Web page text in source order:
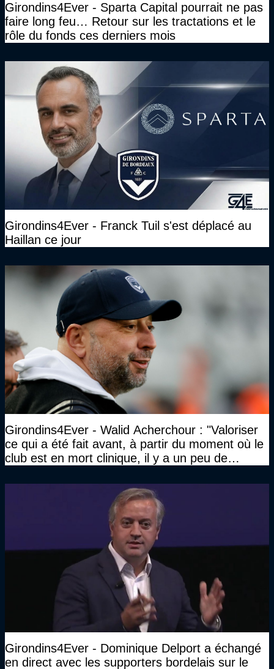
Girondins4Ever - Sparta Capital pourrait ne pas
faire long feu… Retour sur les tractations et le
rôle du fonds ces derniers mois
Girondins4Ever - Franck Tuil s'est déplacé au
Haillan ce jour
Girondins4Ever - Walid Acherchour : "Valoriser
ce qui a été fait avant, à partir du moment où le
club est en mort clinique, il y a un peu de
Girondins4Ever - Dominique Delport a échangé
en direct avec les supporters bordelais sur le